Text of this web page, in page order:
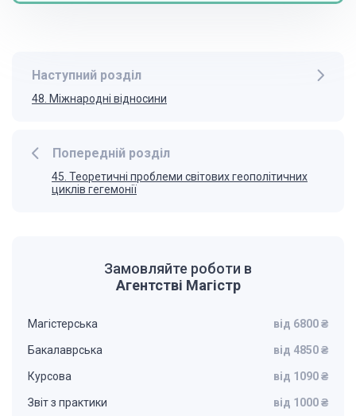
Попередній розділ
45. Теоретичні проблеми світових геополітичних
циклів гегемонії
Наступний розділ
48. Міжнародні відносини
Замовляйте роботи в
Агентстві Магістр
Магістерська від 6800 ₴
Бакалаврська від 4850 ₴
Курсова від 1090 ₴
Звіт з практики від 1000 ₴